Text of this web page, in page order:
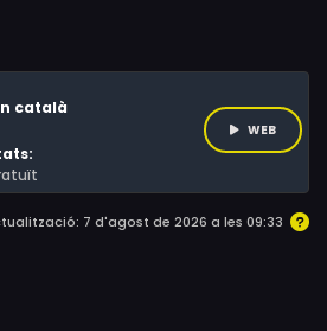
Meus.
català
WEB
7 d'agost de 2026 a les 09:33